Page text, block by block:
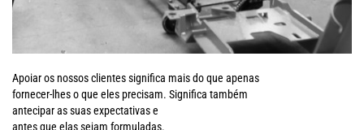
Apoiar os nossos clientes significa mais do que apenas
fornecer-lhes o que eles precisam. Significa também
antecipar as suas expectativas e
antes que elas sejam formuladas.